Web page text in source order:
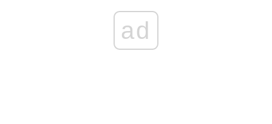
ad